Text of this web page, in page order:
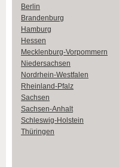
Berlin
Brandenburg
Hamburg
Hessen
Mecklenburg-Vorpommern
Niedersachsen
Nordrhein-Westfalen
Rheinland-Pfalz
Sachsen
Sachsen-Anhalt
Schleswig-Holstein
Thüringen